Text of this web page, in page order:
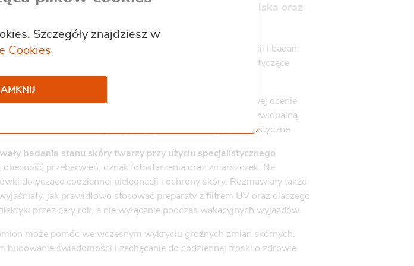
na Rzecz Pacjentów we współpracy z Gemini Polska oraz
odbyła się 29 maja na plaży w Sopocie.
23, uczestnicy mogli skorzystać z bezpłatnych konsultacji i badań
skóry twarzy oraz uzyskać praktyczne informacje dotyczące
użyciu dermatoskopu
. Badanie polegało na szczegółowej ocenie
nieprawidłowości. Każdy Pacjent otrzymywał indywidualną
lekarz zalecił dalszą diagnostykę lub konsultacje specjalistyczne.
badania stanu skóry twarzy przy użyciu specjalistycznego
przebarwień, oznak fotostarzenia oraz zmarszczek. Na
dotyczące codziennej pielęgnacji i ochrony skóry. Rozmawiały także
jak prawidłowo stosować preparaty z filtrem UV oraz dlaczego
przez cały rok, a nie wyłącznie podczas wakacyjnych wyjazdów.
może pomóc we wczesnym wykryciu groźnych zmian skórnych.
świadomości i zachęcanie do codziennej troski o zdrowie
Szczegóły znajdziesz w
Cookies